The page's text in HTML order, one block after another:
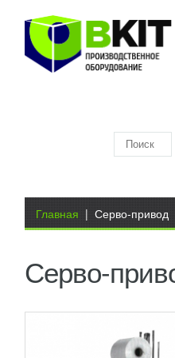
Вы здесь
Главная | Серво-привод
Серво-
УЗНАТЬ ЦЕНУ
Данное оборудование
модификацией
ПОДРОБНЕЕ